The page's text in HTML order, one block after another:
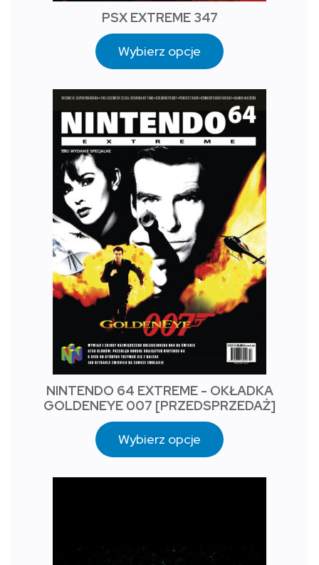
PSX EXTREME 347
Wybierz opcje
NINTENDO 64 EXTREME - OKŁADKA
GOLDENEYE 007 [PRZEDSPRZEDAŻ]
Wybierz opcje